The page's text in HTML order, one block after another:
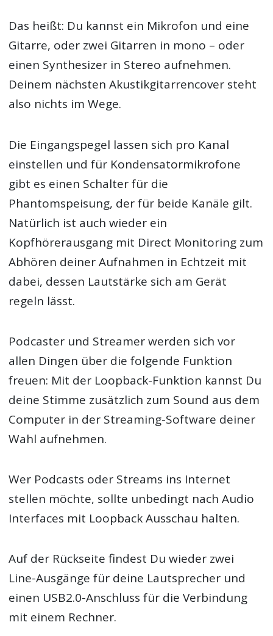
Das heißt: Du kannst ein Mikrofon und eine
Gitarre, oder zwei Gitarren in mono – oder
einen Synthesizer in Stereo aufnehmen.
Deinem nächsten Akustikgitarrencover steht
also nichts im Wege.
Die Eingangspegel lassen sich pro Kanal
einstellen und für Kondensatormikrofone
gibt es einen Schalter für die
Phantomspeisung, der für beide Kanäle gilt.
Natürlich ist auch wieder ein
Kopfhörerausgang mit Direct Monitoring zum
Abhören deiner Aufnahmen in Echtzeit mit
dabei, dessen Lautstärke sich am Gerät
regeln lässt.
Podcaster und Streamer werden sich vor
allen Dingen über die folgende Funktion
freuen: Mit der Loopback-Funktion kannst Du
deine Stimme zusätzlich zum Sound aus dem
Computer in der Streaming-Software deiner
Wahl aufnehmen.
Wer Podcasts oder Streams ins Internet
stellen möchte, sollte unbedingt nach Audio
Interfaces mit Loopback Ausschau halten.
Auf der Rückseite findest Du wieder zwei
Line-Ausgänge für deine Lautsprecher und
einen USB2.0-Anschluss für die Verbindung
mit einem Rechner.